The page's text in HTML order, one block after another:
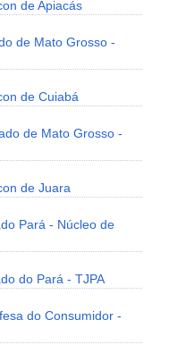
de Apiacás
de Mato Grosso -
de Cuiabá
de Mato Grosso -
de Juara
Pará - Núcleo de
do Pará - TJPA
do Consumidor -